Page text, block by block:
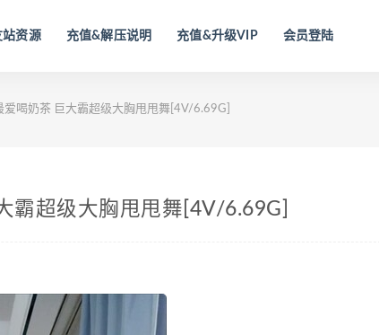
站资源 充值&解压说明 充值&升级VIP 会员登陆
爱喝奶茶 巨大霸超级大胸甩甩舞[4V/6.69G]
霸超级大胸甩甩舞[4V/6.69G]